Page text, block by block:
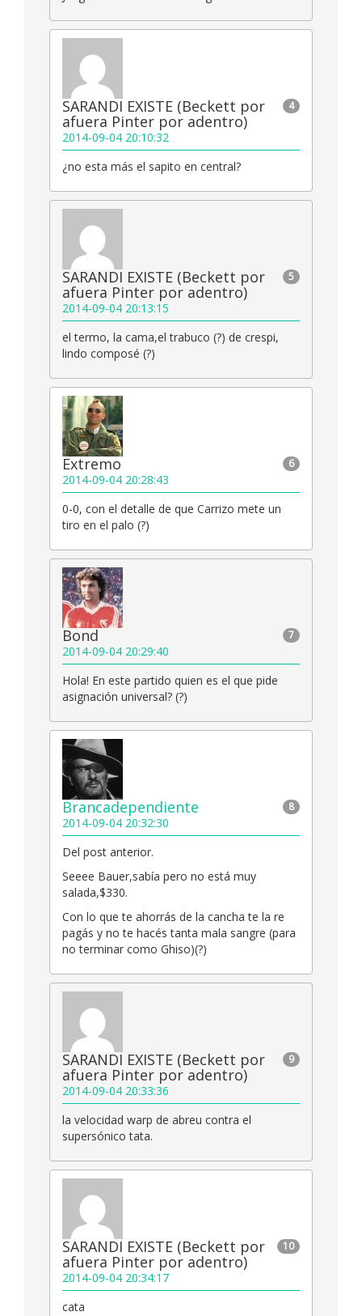
4
SARANDI EXISTE (Beckett por
afuera Pinter por adentro)
2014-09-04 20:10:32
¿no esta más el sapito en central?
5
SARANDI EXISTE (Beckett por
afuera Pinter por adentro)
2014-09-04 20:13:15
el termo, la cama,el trabuco (?) de crespi,
lindo composé (?)
6
Extremo
2014-09-04 20:28:43
0-0, con el detalle de que Carrizo mete un
tiro en el palo (?)
7
Bond
2014-09-04 20:29:40
Hola! En este partido quien es el que pide
asignación universal? (?)
8
Brancadependiente
2014-09-04 20:32:30
Del post anterior.
Seeee Bauer,sabía pero no está muy
salada,$330.
Con lo que te ahorrás de la cancha te la re
pagás y no te hacés tanta mala sangre (para
no terminar como Ghiso)(?)
9
SARANDI EXISTE (Beckett por
afuera Pinter por adentro)
2014-09-04 20:33:36
la velocidad warp de abreu contra el
supersónico tata.
10
SARANDI EXISTE (Beckett por
afuera Pinter por adentro)
2014-09-04 20:34:17
cata